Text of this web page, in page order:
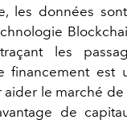
les données
les
financement est
le marché
de